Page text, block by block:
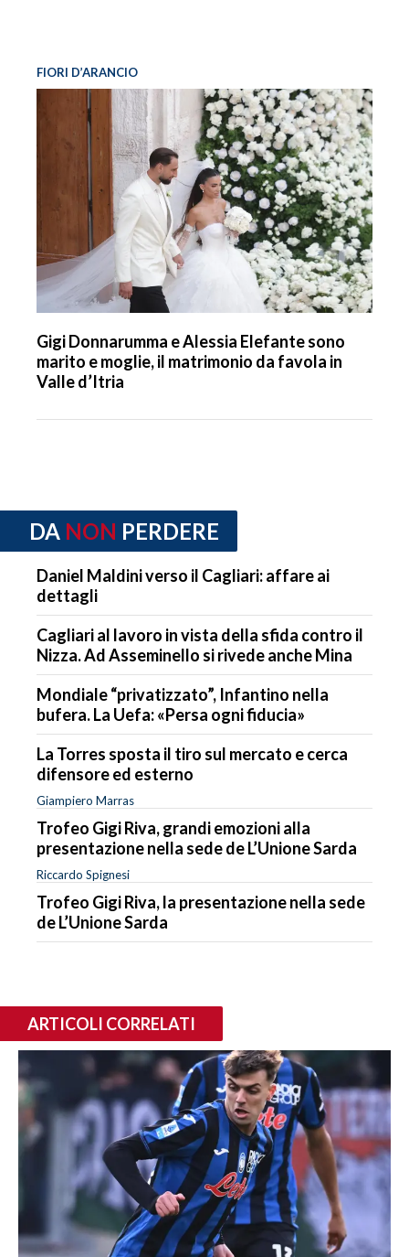
FIORI D’ARANCIO
Gigi Donnarumma e Alessia Elefante sono
marito e moglie, il matrimonio da favola in
Valle d’Itria
DA NON PERDERE
Daniel Maldini verso il Cagliari: affare ai
dettagli
Cagliari al lavoro in vista della sfida contro il
Nizza. Ad Asseminello si rivede anche Mina
Mondiale “privatizzato”, Infantino nella
bufera. La Uefa: «Persa ogni fiducia»
La Torres sposta il tiro sul mercato e cerca
difensore ed esterno
Giampiero Marras
Trofeo Gigi Riva, grandi emozioni alla
presentazione nella sede de L’Unione Sarda
Riccardo Spignesi
Trofeo Gigi Riva, la presentazione nella sede
de L’Unione Sarda
ARTICOLI CORRELATI